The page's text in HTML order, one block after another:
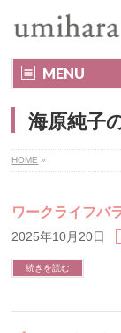
MENU
海原純子
HOME »
ワークライフバ
2025年10月20日
続きを読む